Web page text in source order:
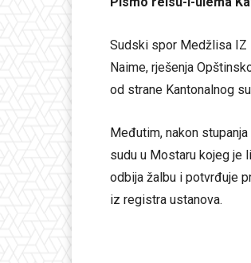
Sudski spor Medžlisa IZ
Naime, rješenja
od strane Kantonalnog
Međutim, nakon
sudu u Mostaru kojeg je
odbija žalbu i potvrđuje
iz registra ustanova.